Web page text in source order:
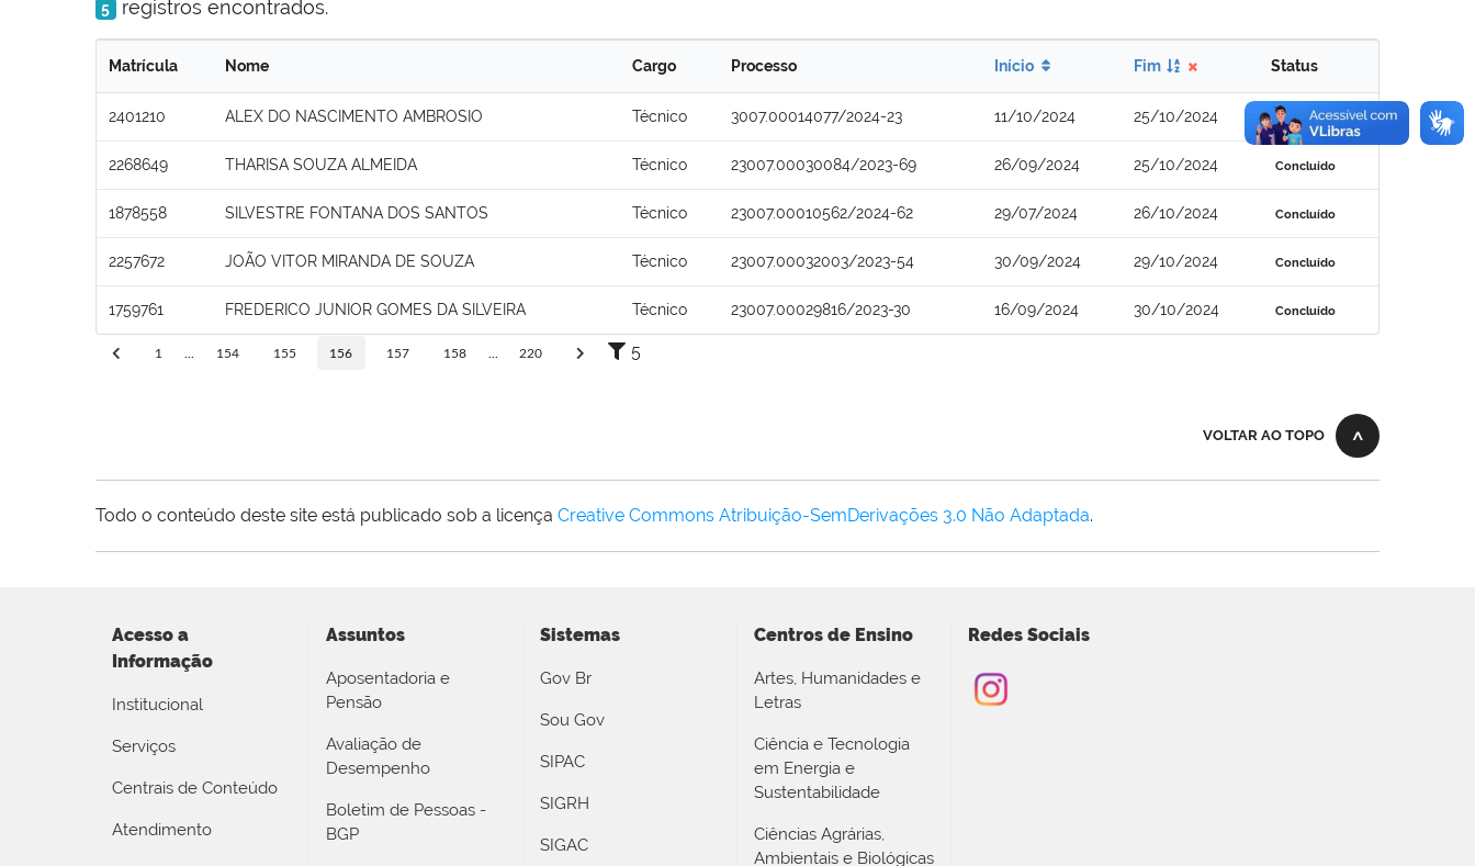
5 registros encontrados.
Matrícula Nome Cargo Processo Início Fim Status
2401210 ALEX DO NASCIMENTO AMBROSIO Técnico 3007.00014077/2024-23 11/10/2024 25/10/2024 Concluído
2268649 THARISA SOUZA ALMEIDA Técnico 23007.00030084/2023-69 26/09/2024 25/10/2024 Concluído
1878558 SILVESTRE FONTANA DOS SANTOS Técnico 23007.00010562/2024-62 29/07/2024 26/10/2024 Concluído
2257672 JOÃO VITOR MIRANDA DE SOUZA Técnico 23007.00032003/2023-54 30/09/2024 29/10/2024 Concluído
1759761 FREDERICO JUNIOR GOMES DA SILVEIRA Técnico 23007.00029816/2023-30 16/09/2024 30/10/2024 Concluído
1 154 155 156 157 158 220 5
VOLTAR AO TOPO
Todo o conteúdo deste site está publicado sob a licença Creative Commons Atribuição-SemDerivações 3.0 Não Adaptada.
Acesso a
Informação
Institucional
Serviços
Centrais de Conteúdo
Atendimento
Assuntos
Aposentadoria e
Pensão
Avaliação de
Desempenho
Boletim de Pessoas -
BGP
Sistemas
Gov Br
Sou Gov
SIPAC
SIGRH
SIGAC
Centros de Ensino
Artes, Humanidades e
Letras
Ciência e Tecnologia
em Energia e
Sustentabilidade
Ciências Agrárias,
Ambientais e Biológicas
Redes Sociais